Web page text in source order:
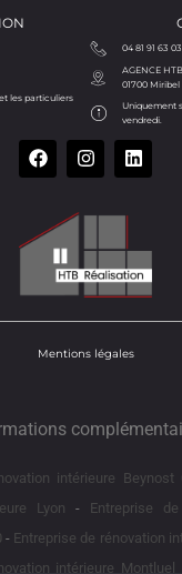
les particuliers
04 81 91 63 03
AGENCE
01700 Miribel
Uniquement
vendredi.
Mentions légales
intérieure Beynost
Lyon
Entreprise
Entreprise de rénovation
intérieure Montluel